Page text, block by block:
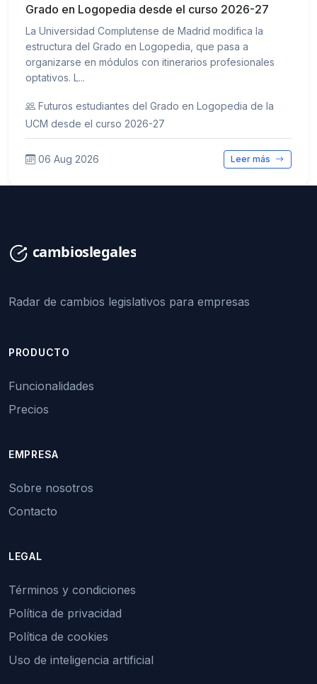
Grado en Logopedia desde el curso 2026-27
La Universidad Complutense de Madrid modifica la
estructura del Grado en Logopedia, que pasa a
organizarse en módulos con itinerarios profesionales
optativos. L...
Futuros estudiantes del Grado en Logopedia de la
UCM desde el curso 2026-27
06 Aug 2026 Leer más
Radar de cambios legislativos para empresas
PRODUCTO
Funcionalidades
Precios
EMPRESA
Sobre nosotros
Contacto
LEGAL
Términos y condiciones
Política de privacidad
Política de cookies
Uso de inteligencia artificial